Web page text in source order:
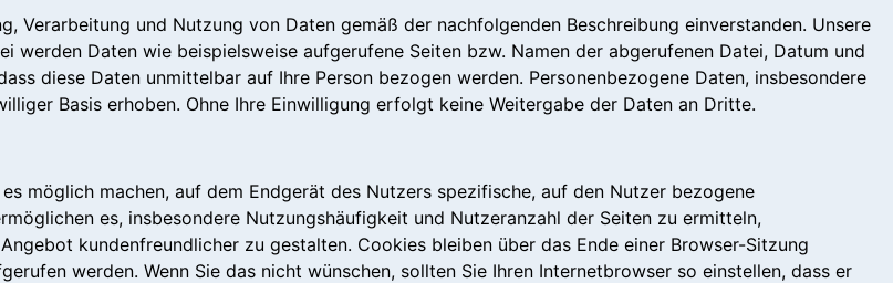
Verarbeitung und Nutzung von Daten gemäß der nachfolgenden Beschreibung einverstanden. Unsere
werden Daten wie beispielsweise aufgerufene Seiten bzw. Namen der abgerufenen Datei, Datum und
diese Daten unmittelbar auf Ihre Person bezogen werden. Personenbezogene Daten, insbesondere
Basis erhoben. Ohne Ihre Einwilligung erfolgt keine Weitergabe der Daten an Dritte.
möglich machen, auf dem Endgerät des Nutzers spezifische, auf den Nutzer bezogene
es, insbesondere Nutzungshäufigkeit und Nutzeranzahl der Seiten zu ermitteln,
kundenfreundlicher zu gestalten. Cookies bleiben über das Ende einer Browser-Sitzung
werden. Wenn Sie das nicht wünschen, sollten Sie Ihren Internetbrowser so einstellen, dass er